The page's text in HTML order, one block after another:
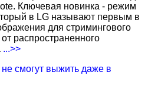
Ключевая новинка - режим
в LG называют первым в
для стримингового
распространенного
...>>
смогут выжить даже в